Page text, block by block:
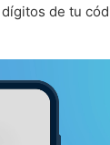
de tu